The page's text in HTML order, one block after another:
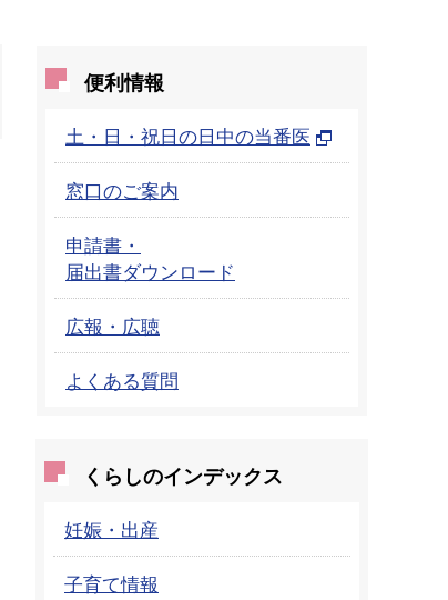
便利情報
土・日・祝日の日中の当番医
窓口のご案内
申請書・
届出書ダウンロード
広報・広聴
よくある質問
くらしのインデックス
妊娠・出産
子育て情報